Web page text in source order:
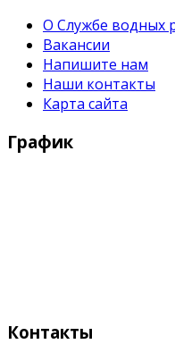
О Службе водных
Вакансии
Напишите нам
Наши контакты
Карта сайта
График
Контакты